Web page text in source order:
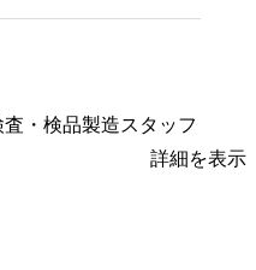
・検品製造スタッフ
詳細を表示